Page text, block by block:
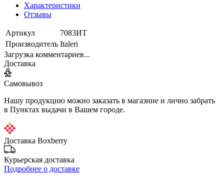
Характеристики
Отзывы
Артикул
7083ИТ
Производитель Italeri
Загрузка комментариев...
Доставка
Самовывоз
Нашу продукцию можно заказать в магазине и лично забрать
в Пунктах выдачи в Вашем городе.
Доставка Boxberry
Курьерская доставка
Подробнее о доставке